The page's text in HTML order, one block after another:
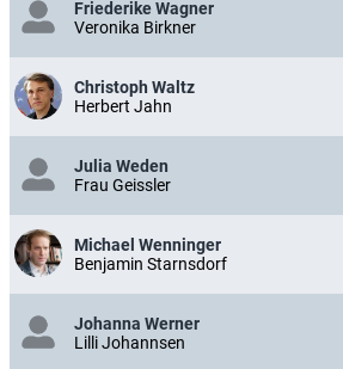
Friederike Wagner
Veronika Birkner
Christoph Waltz
Herbert Jahn
Julia Weden
Frau Geissler
Michael Wenninger
Benjamin Starnsdorf
Johanna Werner
Lilli Johannsen